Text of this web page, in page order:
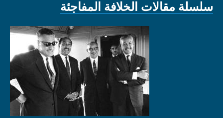
سلسلة مقالات الخلافة المفاجئة